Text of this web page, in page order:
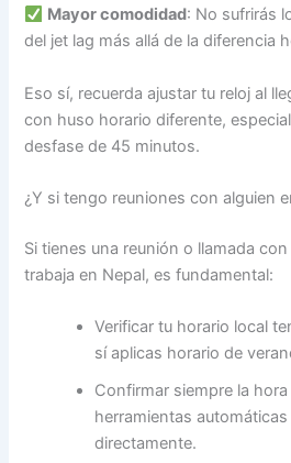
Mayor comodidad: No sufrirás
del jet lag más allá de la diferencia
Eso sí, recuerda ajustar tu reloj al
con huso horario diferente,
desfase de 45 minutos.
¿Y si tengo reuniones con alguien
Si tienes una reunión o llamada
trabaja en Nepal, es fundamental:
Verificar tu horario local
sí aplicas horario de
Confirmar siempre la
herramientas
directamente.